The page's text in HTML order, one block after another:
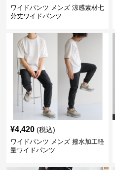
ワイドパンツ メンズ 涼感素材七
分丈ワイドパンツ
¥4,420 (税込)
ワイドパンツ メンズ 撥水加工軽
量ワイドパンツ